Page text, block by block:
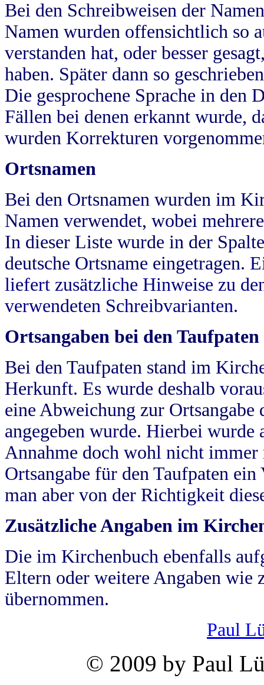
Bei den Schreibweisen der
Namen wurden offensichtlich so
verstanden hat, oder besser
haben. Später dann so
Die gesprochene Sprache in
Fällen bei denen erkannt wurde,
wurden Korrekturen
Ortsnamen
Bei den Ortsnamen wurden im
Namen verwendet, wobei
In dieser Liste wurde in der
deutsche Ortsname eingetragen.
liefert zusätzliche Hinweise zu
verwendeten Schreibvarianten.
Ortsangaben bei den Taufpaten
Bei den Taufpaten stand im
Herkunft. Es wurde deshalb
eine Abweichung zur
angegeben wurde. Hierbei wurde
Annahme doch wohl nicht
Ortsangabe für den Taufpaten
man aber von der Richtigkeit
Zusätzliche Angaben im
Die im Kirchenbuch ebenfalls
Eltern oder weitere Angaben wie
übernommen.
Paul
© 2009 by Paul